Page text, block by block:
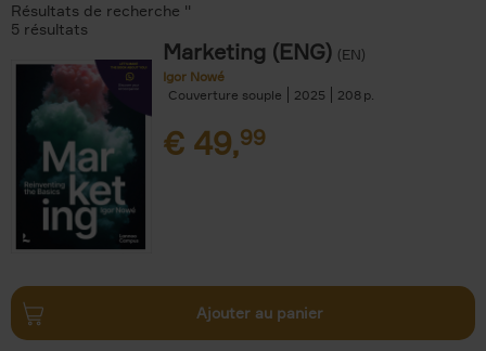
Résultats de recherche ''
5 résultats
Marketing (ENG) (EN)
Igor Nowé
Couverture souple
2025 208
€ 49,99
Ajouter au panier